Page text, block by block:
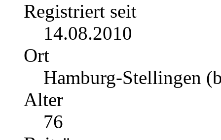
Registriert seit
14.08.2010
Ort
Hamburg-Stellingen
Alter
76